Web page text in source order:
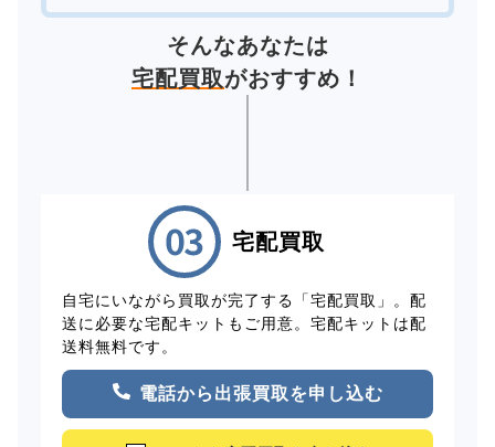
そんなあなたは
宅配買取がおすすめ！
宅配買取
自宅にいながら買取が完了する「宅配買取」。配
送に必要な宅配キットもご用意。宅配キットは配
送料無料です。
電話から出張買取を申し込む